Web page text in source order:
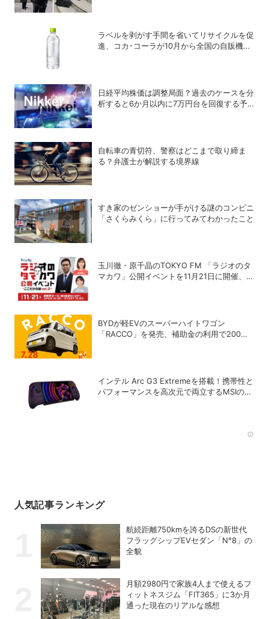
ラベルを剥がす手間を省いてリサイクルを促
進、コカ･コーラが10月から全国の自販機で
日経平均株価は調整局面？過去のケースを分
析すると6か月以内に7万円台を回復する予
自転車の青切符、警察はどこまで取り締ま
る？弁護士が解説する境界線
すき家のゼンショーが手がける謎のコンビニ
「さくらみくら」に行ってみてわかったこと
玉川徹・原千晶のTOKYO FM 「ラジオのタ
マカワ」公開イベントを11月21日に開催、ゲ
BYDが軽EVのスーパーハイトワゴン
「RACCO」を発売、補助金の利用で200万
インテル Arc G3 Extremeを搭載！携帯性と
パフォーマンスを高次元で両立するMSIの8
人気記事ランキング
航続距離750kmを誇るDSの新世代
フラッグシップEVセダン「N°8」の
全貌
月額2980円で家族4人まで使えるフ
ィットネスジム「FIT365」に3か月
通った現在のリアルな感想